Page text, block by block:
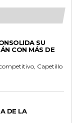
SU
CON MÁS DE
Capetillo
DE LA